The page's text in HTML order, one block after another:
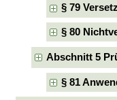
§ 79
§ 80
Abschnitt 5
§ 81